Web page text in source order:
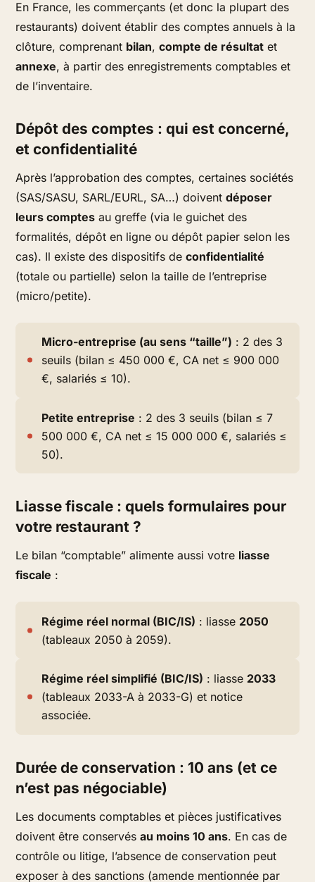
En France, les commerçants (et donc la plupart des
restaurants) doivent établir des comptes annuels à la
clôture, comprenant bilan,compte de résultat et
annexe, à partir des enregistrements comptables et
de l’inventaire.
Dépôt des comptes : qui est concerné,
et confidentialité
Après l’approbation des comptes, certaines sociétés
(SAS/SASU, SARL/EURL, SA…) doiventdéposer
leurs comptes au greffe (via le guichet des
formalités, dépôt en ligne ou dépôt papier selon les
cas). Il existe des dispositifs deconfidentialité
(totale ou partielle) selon la taille de l’entreprise
(micro/petite).
Micro-entreprise (au sens “taille”) : 2 des 3
seuils (bilan ≤ 450 000 €, CA net ≤ 900 000
€, salariés ≤ 10).
Petite entreprise : 2 des 3 seuils (bilan ≤ 7
500 000 €, CA net ≤ 15 000 000 €, salariés ≤
50).
Liasse fiscale : quels formulaires pour
votre restaurant ?
Le bilan “comptable” alimente aussi votre liasse
fiscale :
Régime réel normal (BIC/IS) : liasse 2050
(tableaux 2050 à 2059).
Régime réel simplifié (BIC/IS) : liasse 2033
(tableaux 2033-A à 2033-G) et notice
associée.
Durée de conservation : 10 ans (et ce
n’est pas négociable)
Les documents comptables et pièces justificatives
doivent être conservésau moins 10 ans. En cas de
contrôle ou litige, l’absence de conservation peut
exposer à des sanctions (amende mentionnée par